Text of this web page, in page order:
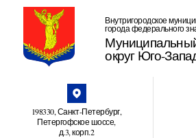
Внутригородское
города федерального
округ Юго-
198330, Санкт-Петербург,
Петергофское шоссе,
д.3, корп.2